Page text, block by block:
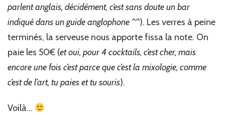
parlent anglais, décidément, c’est sans doute un bar
indiqué dans un guide anglophone ^^). Les verres à peine
terminés, la serveuse nous apporte fissa la note. On
paie les 50€ (et oui, pour 4 cocktails, c’est cher, mais
encore une fois c’est parce que c’est la mixologie, comme
c’est de l’art, tu paies et tu souris).
Voilà…